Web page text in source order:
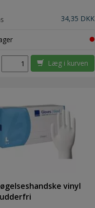
34,35 DKK
Læg i kurven
vinyl